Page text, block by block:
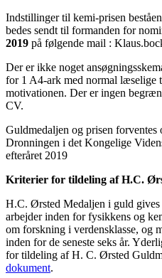
Indstillinger til kemi-prisen
bedes sendt til formanden for
2019 på følgende mail :
Der er ikke noget
for 1 A4-ark med normal læselige
motivationen. Der er ingen
CV.
Guldmedaljen og prisen
Dronningen i det Kongelige
efteråret 2019
Kriterier for tildeling af H.C.
H.C. Ørsted Medaljen i guld
arbejder inden for fysikkens og
om forskning i verdensklasse, og
inden for de seneste seks år.
for tildeling af H. C. Ørsted
dokument.